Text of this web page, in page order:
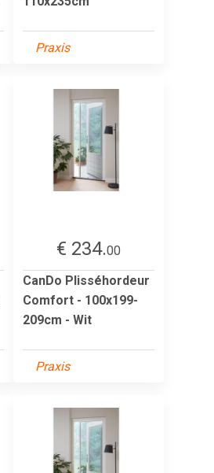
Praxis
€ 234.00
CanDo Plisséhordeur
Comfort - 100x199-
209cm - Wit
Praxis